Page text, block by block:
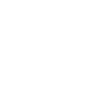
coloniales (mis à